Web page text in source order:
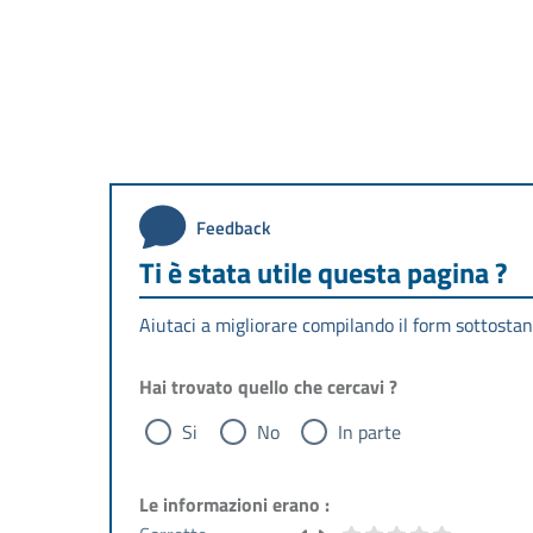
Feedback
Ti è stata utile questa pagina ?
Aiutaci a migliorare compilando il form
Hai trovato quello che cercavi ?
Si
No In parte
Le informazioni erano :